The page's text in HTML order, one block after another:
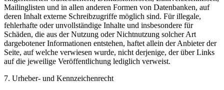
Mailinglisten und in allen anderen Formen von Datenbanken, auf
deren Inhalt externe Schreibzugriffe möglich sind. Für illegale,
fehlerhafte oder unvollständige Inhalte und insbesondere für
Schäden, die aus der Nutzung oder Nichtnutzung solcher Art
dargebotener Informationen entstehen, haftet allein der Anbieter der
Seite, auf welche verwiesen wurde, nicht derjenige, der über Links
auf die jeweilige Veröffentlichung lediglich verweist.
7. Urheber- und Kennzeichenrecht